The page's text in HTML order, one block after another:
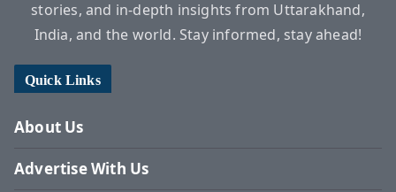
stories, and in-depth insights from Uttarakhand,
India, and the world. Stay informed, stay ahead!
Quick Links
About Us
Advertise With Us